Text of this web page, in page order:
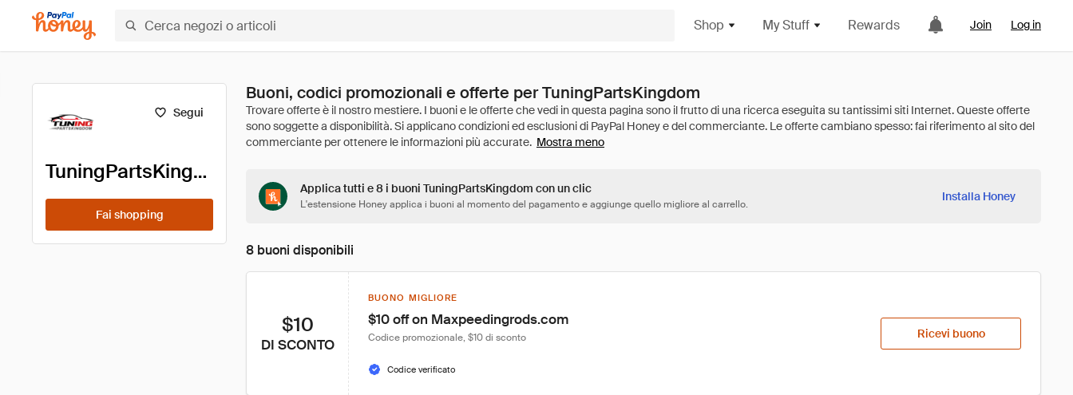
Shop My Stuff Rewards Join Log in
Segui
TuningPartsKingdom
Fai shopping
Buoni, codici promozionali e offerte per TuningPartsKingdom
Mostra meno
Applica tutti e 8 i buoni TuningPartsKingdom con un clic
L'estensione Honey applica i buoni al momento del pagamento e aggiunge quello migliore al carrello.
Installa Honey
8 buoni disponibili
$10
DI SCONTO
BUONO MIGLIORE
$10 off on Maxpeedingrods.com
Codice promozionale, $10 di sconto
Codice verificato
Ricevi buono